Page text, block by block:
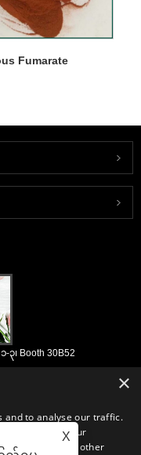
Fumarate
၃၊ Booth 30B52
န်ကောင်းစွာထူထောင်ရှိရာ
အဆောက်အ ဦ
လုပ်လုပ်အစားအစာ &
သောပါဝင်ပစ္စည်းများ
X
×
and to analyse our traffic.
our site with our
combine it with other